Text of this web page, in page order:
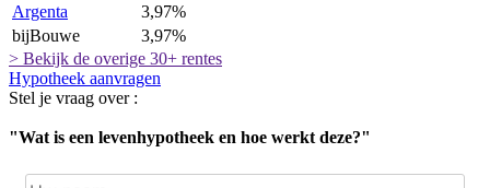
Argenta
3,97%
bijBouwe
3,97%
> Bekijk de overige 30+ rentes
Hypotheek aanvragen
Stel je vraag over :
"Wat is een levenhypotheek en hoe werkt deze?"